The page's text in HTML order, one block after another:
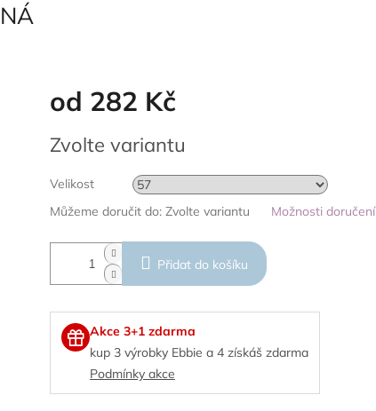
od 282 Kč
cena:
Zvolte variantu
Velikost
Můžeme doručit do: Zvolte variantu Možnosti doručení
Přidat do košíku
Akce 3+1 zdarma
kup 3 výrobky Ebbie a 4 získáš zdarma
Podmínky akce